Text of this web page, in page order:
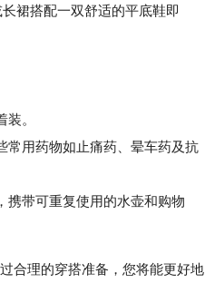
裙搭配一双舒适的平底鞋即
。
用药物如止痛药、晕车药及抗
带可重复使用的水壶和购物
合理的穿搭准备，您将能更好地